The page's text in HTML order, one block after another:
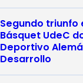
Segundo triunfo
Básquet UdeC
Deportivo
Desarrollo